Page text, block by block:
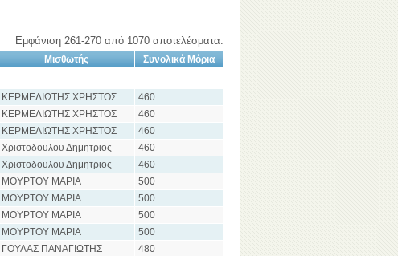
Εμφάνιση 261-270 από 1070 αποτελέσματα.
Μισθωτής Συνολικά Μόρια
ΚΕΡΜΕΛΙΩΤΗΣ ΧΡΗΣΤΟΣ
460
ΚΕΡΜΕΛΙΩΤΗΣ ΧΡΗΣΤΟΣ
460
ΚΕΡΜΕΛΙΩΤΗΣ ΧΡΗΣΤΟΣ
460
Χριστοδουλου Δημητριος
460
Χριστοδουλου Δημητριος
460
ΜΟΥΡΤΟΥ ΜΑΡΙΑ
500
ΜΟΥΡΤΟΥ ΜΑΡΙΑ
500
ΜΟΥΡΤΟΥ ΜΑΡΙΑ
500
ΜΟΥΡΤΟΥ ΜΑΡΙΑ
500
ΓΟΥΛΑΣ ΠΑΝΑΓΙΩΤΗΣ 480